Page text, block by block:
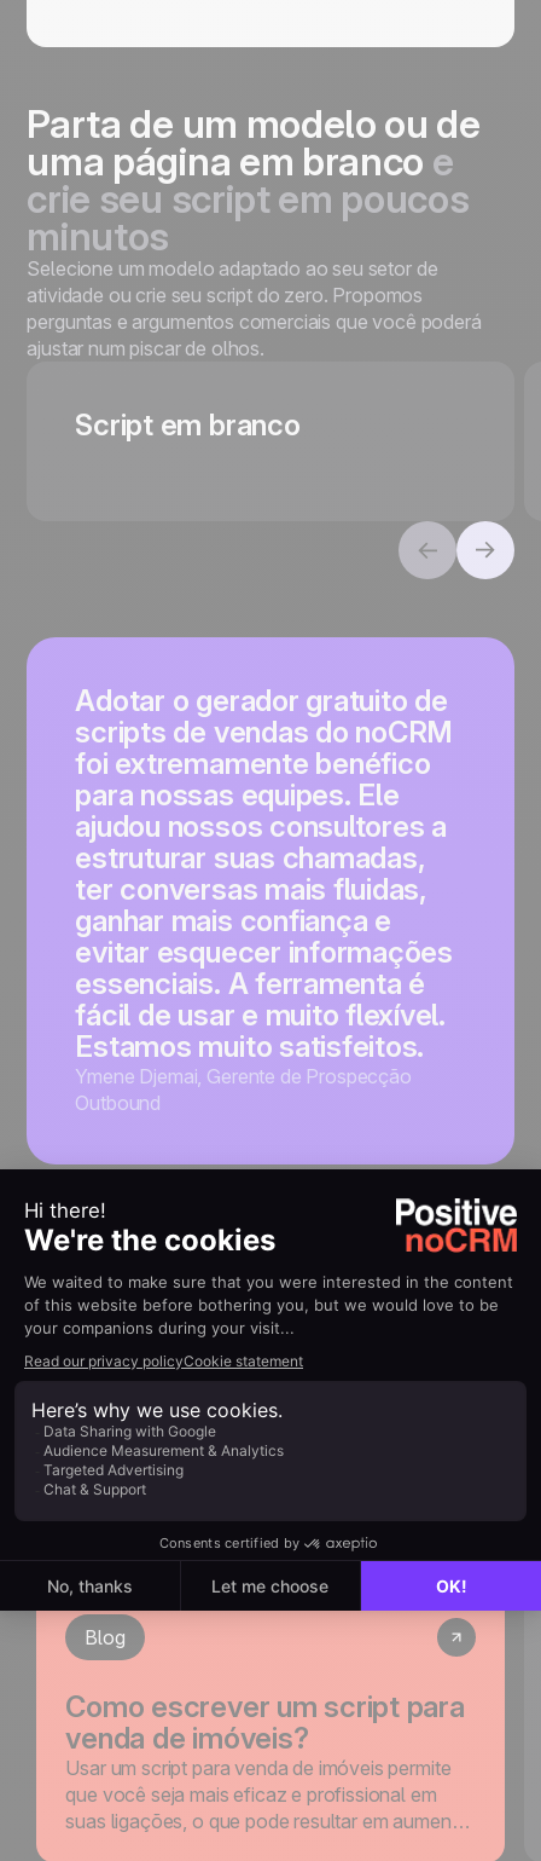
Parta de um modelo ou de
uma página em branco e
crie seu script em poucos
minutos
Selecione um modelo adaptado ao seu setor de
atividade ou crie seu script do zero. Propomos
perguntas e argumentos comerciais que você poderá
ajustar num piscar de olhos.
Script em branco
Adotar o gerador gratuito de
scripts de vendas do noCRM
foi extremamente benéfico
para nossas equipes. Ele
ajudou nossos consultores a
estruturar suas chamadas,
ter conversas mais fluidas,
ganhar mais confiança e
evitar esquecer informações
essenciais. A ferramenta é
fácil de usar e muito flexível.
Estamos muito satisfeitos.
Ymene Djemai Gerente de Prospecção
Outbound
RECURSOS
Criando seu primeiro script
de cold calling?
guias gratuitos para
melhorar suas chamadas
de vendas e fechar mais
negócios
Explore noCRM
Blog
Como escrever um script para
venda de imóveis?
Usar um script para venda de imóveis permite
que você seja mais eficaz e profissional em
suas ligações, o que pode resultar em aumento